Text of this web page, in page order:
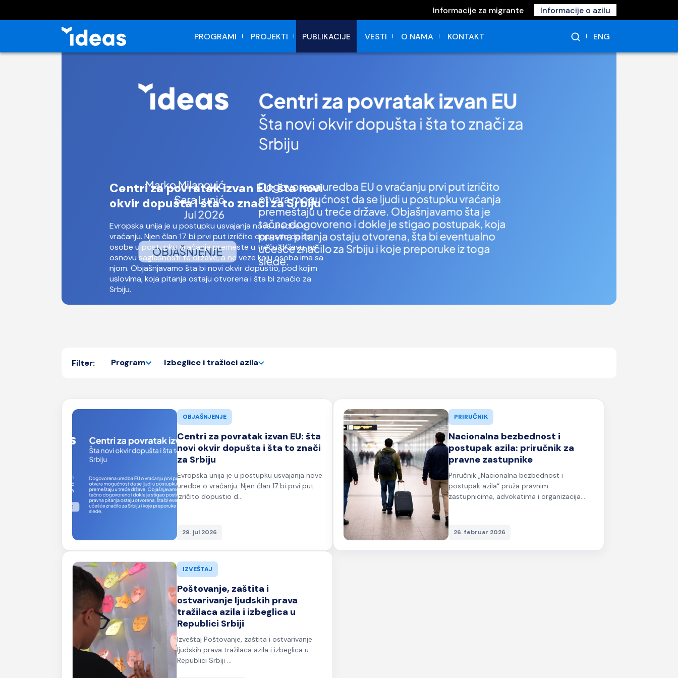
Informacije za migrante Informacije o azilu
PROGRAMI PROJEKTI PUBLIKACIJE VESTI O NAMA KONTAKT ENG
Centri za povratak izvan EU: šta novi
okvir dopušta i šta to znači za Srbiju
Evropska unija je u postupku usvajanja nove uredbe o
vraćanju. Njen član 17 bi prvi put izričito dopustio da se
osobe u postupku vraćanja premeste u treću državu, na
osnovu saglasnosti te države, a ne veze koju osoba ima sa
njom. Objašnjavamo šta bi novi okvir dopustio, pod kojim
uslovima, koja pitanja ostaju otvorena i šta bi značio za
Srbiju.
Filter: Program Izbeglice i tražioci azila
OBJAŠNJENJE
Centri za povratak izvan EU: šta
novi okvir dopušta i šta to znači
za Srbiju
Evropska unija je u postupku usvajanja nove
uredbe o vraćanju. Njen član 17 bi prvi put
izričito dopustio d...
29. jul 2026
PRIRUČNIK
Nacionalna bezbednost i
postupak azila: priručnik za
pravne zastupnike
Priručnik „Nacionalna bezbednost i
postupak azila“ pruža pravnim
zastupnicima, advokatima i organizacija...
26. februar 2026
IZVEŠTAJ
Poštovanje, zaštita i
ostvarivanje ljudskih prava
tražilaca azila i izbeglica u
Republici Srbiji
Izveštaj Poštovanje, zaštita i ostvarivanje
ljudskih prava tražilaca azila i izbeglica u
Republici Srbiji ...